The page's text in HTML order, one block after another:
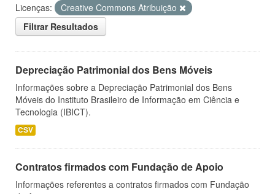
Licenças:
Creative Commons Atribuição
Filtrar Resultados
Depreciação Patrimonial dos Bens Móveis
Informações sobre a Depreciação Patrimonial dos Bens
Móveis do Instituto Brasileiro de Informação em Ciência e
Tecnologia (IBICT).
CSV
Contratos firmados com Fundação de Apoio
Informações referentes a contratos firmados com Fundação